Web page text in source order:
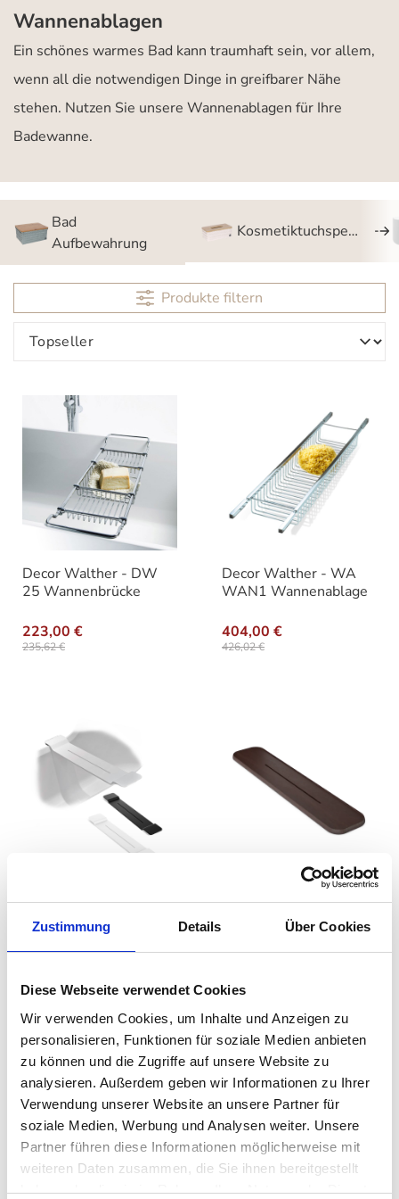
Zustimmung Details Über Cookies
Diese Webseite verwendet Cookies
Wir verwenden Cookies, um Inhalte und Anzeigen zu
personalisieren, Funktionen für soziale Medien anbieten
zu können und die Zugriffe auf unsere Website zu
analysieren. Außerdem geben wir Informationen zu Ihrer
Verwendung unserer Website an unsere Partner für
soziale Medien, Werbung und Analysen weiter. Unsere
Partner führen diese Informationen möglicherweise mit
weiteren Daten zusammen, die Sie ihnen bereitgestellt
haben oder die sie im Rahmen Ihrer Nutzung der Dienste
Wannenablagen
Ein schönes warmes Bad kann traumhaft sein, vor allem,
wenn all die notwendigen Dinge in greifbarer Nähe
stehen. Nutzen Sie unsere Wannenablagen für Ihre
Badewanne.
Bad
Aufbewahrung
Kosmetiktuchspender
Produkte filtern
Decor Walther - DW
25 Wannenbrücke
223,00 €
235,62 €
Decor Walther - WA
WAN1 Wannenablage
404,00 €
426,02 €
Ab332,00 €
Farbeauswählen
Decor Walther - ONYO
Ab378,00 €
Varianten
Wannenablagen – Praktische und
stilvolle Accessoires für Ihr
Badezimmer
In dieser Kategorie möchten wir Ihnen unsere vielseitigen
Wannenablagen von Marken wie
ferm LIVING oder
Decor
Walther vorstellen, die nicht nur praktisch, sondern auch